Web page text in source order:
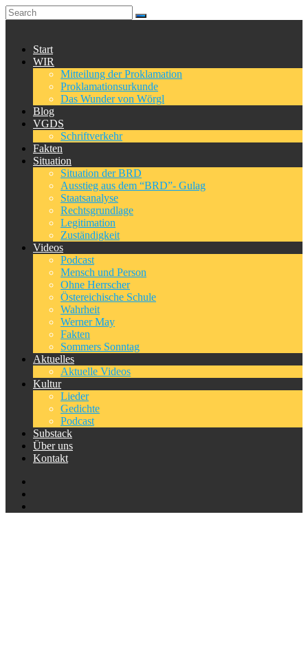
Start
WIR
Mitteilung der Proklamation
Proklamationsurkunde
Das Wunder von Wörgl
Blog
VGDS
Schriftverkehr
Fakten
Situation
Situation der BRD
Ausstieg aus dem “BRD”- Gulag
Staatsanalyse
Rechtsgrundlage
Legitimation
Zuständigkeit
Videos
Podcast
Mensch und Person
Ohne Herrscher
Östereichische Schule
Wahrheit
Werner May
Fakten
Sommers Sonntag
Aktuelles
Aktuelle Videos
Kultur
Lieder
Gedichte
Podcast
Substack
Über uns
Kontakt